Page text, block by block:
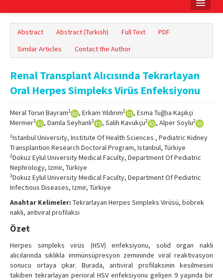
Online First
Archive
Search Articles
Contact Us
Abstract Abstract (Turkish) Full Text
PDF
Similar Articles
Contact the Author
Renal Transplant Alıcısında Tekrarlayan
Oral Herpes Simpleks Virüs Enfeksiyonu
Meral Torun Bayram1 , Erkam Yıldırım2
, Esma Tuğba Kaşıkçı
Mermer3 , Damla Seyhanlı3 , Salih Kavukçu2 , Alper Soylu2
1Istanbul University, Institute Of Health Sciences , Pediatric Kidney
Transplantion Research Doctoral Program, Istanbul, Türkiye
2Dokuz Eylul University Medical Faculty, Department Of Pediatric
Nephrology, Izmir, Türkiye
3Dokuz Eylul University Medical Faculty, Department Of Pediatric
Infectious Diseases, Izmir, Türkiye
Anahtar Kelimeler: Tekrarlayan Herpes Simpleks Virüsü, böbrek
nakli, antiviral profilaksi
Özet
Herpes simpleks virüs (HSV) enfeksiyonu, solid organ nakli
alıcılarında sıklıkla immünsüpresyon zemininde viral reaktivasyon
sonucu ortaya çıkar. Burada, antiviral profilaksinin kesilmesini
takiben tekrarlayan perioral HSV enfeksiyonu gelişen 9 yaşında bir